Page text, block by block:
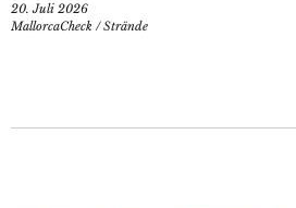
20. Juli 2026
MallorcaCheck /Strände